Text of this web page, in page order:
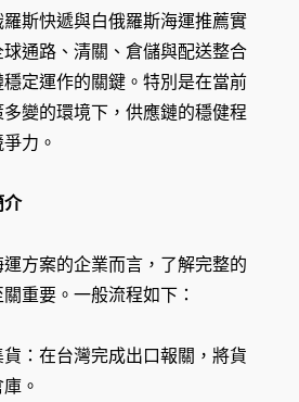
斯快遞與白俄羅斯海運推薦實
通路、清關、倉儲與配送整合
定運作的關鍵。特別是在當前
變的環境下，供應鏈的穩健程
力。
介
方案的企業而言，了解完整的
重要。一般流程如下：
：在台灣完成出口報關，將貨
。